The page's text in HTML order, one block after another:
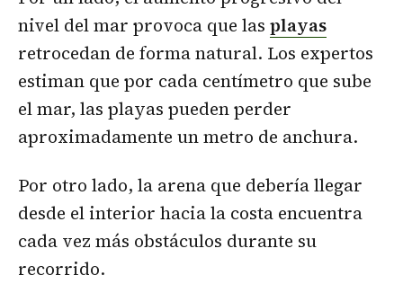
nivel del mar provoca que las playas
retrocedan de forma natural. Los expertos
estiman que por cada centímetro que sube
el mar, las playas pueden perder
aproximadamente un metro de anchura.
Por otro lado, la arena que debería llegar
desde el interior hacia la costa encuentra
cada vez más obstáculos durante su
recorrido.